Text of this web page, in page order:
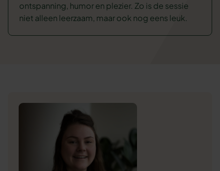
ontspanning, humor en plezier. Zo is de sessie
niet alleen leerzaam, maar ook nog eens leuk.